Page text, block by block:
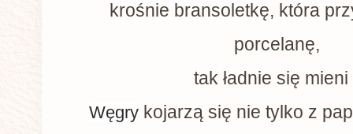
krośnie bransoletkę, która
porcelanę,
tak ładnie się mieni
Węgry kojarzą się nie tylko z